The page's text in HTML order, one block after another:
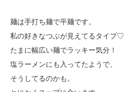
麺は手打ち麺で平麺です。
私の好きなつぶが見えてるタイプ♡
たまに幅広い麺でラッキー気分！
塩ラーメンにも入ってたようで、
そうしてるのかも。